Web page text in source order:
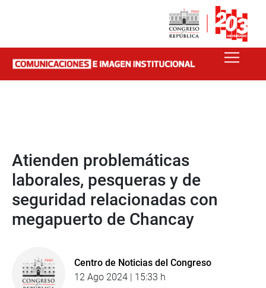
Atienden problemáticas
laborales, pesqueras y de
seguridad relacionadas con
megapuerto de Chancay
Centro de Noticias del Congreso
12 Ago 2024 | 15:33 h